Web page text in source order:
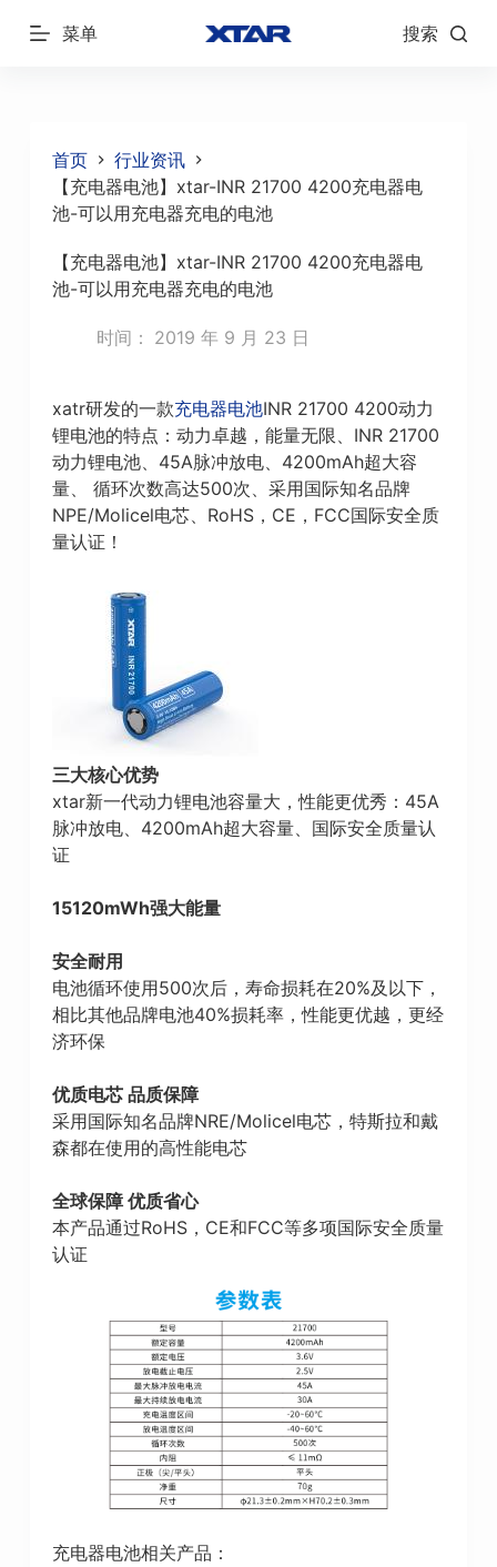
跳
菜单 搜索
首页
行业资讯
【充电器电池】xtar-INR 21700 4200充电器电
池-可以用充电器充电的电池
【充电器电池】xtar-INR 21700 4200充电器电
池-可以用充电器充电的电池
时间： 2019 年 9 月 23 日
xatr研发的一款充电器电池INR 21700 4200动力
锂电池的特点：动力卓越，能量无限、INR 21700
动力锂电池、45A脉冲放电、4200mAh超大容
量、 循环次数高达500次、采用国际知名品牌
NPE/Molicel电芯、RoHS，CE，FCC国际安全质
量认证！
三大核心优势
xtar新一代动力锂电池容量大，性能更优秀：45A
脉冲放电、4200mAh超大容量、国际安全质量认
证
15120mWh强大能量
安全耐用
电池循环使用500次后，寿命损耗在20%及以下，
相比其他品牌电池40%损耗率，性能更优越，更经
济环保
优质电芯 品质保障
采用国际知名品牌NRE/Molicel电芯，特斯拉和戴
森都在使用的高性能电芯
全球保障 优质省心
本产品通过RoHS，CE和FCC等多项国际安全质量
认证
充电器电池相关产品：